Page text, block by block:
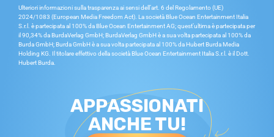
Ulteriori informazioni sulla trasparenza ai sensi dell’art. 6 del Regolamento (UE)
2024/1083 (European Media Freedom Act). La società Blue Ocean Entertainment Italia
S.r.l. è partecipata al 100% da Blue Ocean Entertainment AG; quest’ultima è partecipata per
il 90,34% da BurdaVerlag GmbH; BurdaVerlag GmbH è a sua volta partecipata al 100% da
Burda GmbH; Burda GmbH è a sua volta partecipata al 100% da Hubert Burda Media
Holding KG. Il titolare effettivo della società Blue Ocean Entertainment Italia S.r.l. è il Dott.
Hubert Burda.
APPASSIONATI
ANCHE TU!